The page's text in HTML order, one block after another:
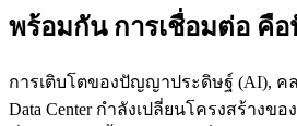
พร้อมกัน การเชื่อมต่อ คื
การเติบโตของปัญญาประดิษฐ์ (AI), คล
Data Center กำลังเปลี่ยนโครงสร้างข